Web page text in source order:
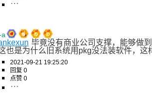
a
毕竟没有商业公司支撑，能够做
也是为什么旧系统用pkg没法装软件，这
2021-09-21 19:25:20
回复 0
点赞 0